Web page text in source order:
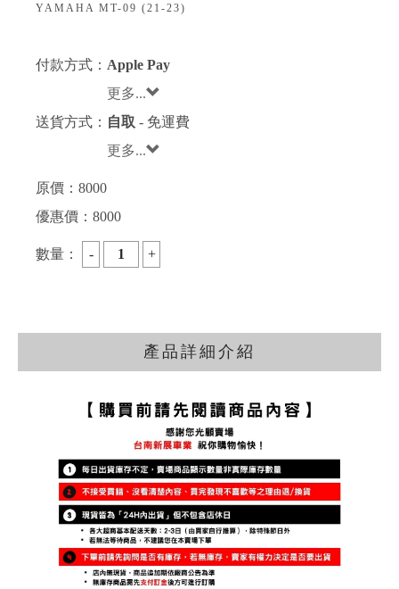
YAMAHA MT-09 (21-23)
付款方式： Apple Pay
更多...
送貨方式： 自取 - 免運費
更多...
原價： 8000
優惠價： 8000
數量：
產品詳細介紹